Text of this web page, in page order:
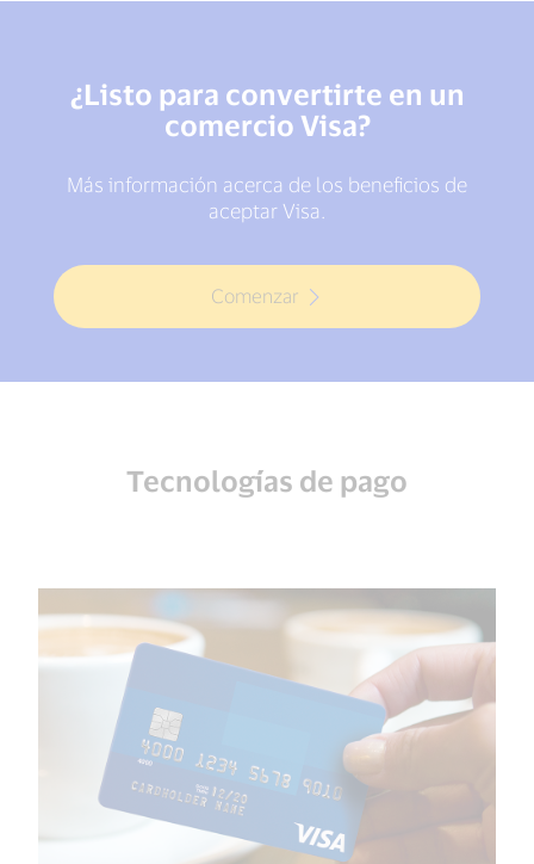
¿Listo para convertirte en un
comercio Visa?
Más información acerca de los beneficios de
aceptar Visa.
Comenzar
Tecnologías de pago